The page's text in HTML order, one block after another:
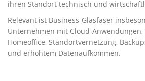
ihren Standort technisch und
Relevant ist Business-Glasfaser
Unternehmen mit Cloud-Anwendungen,
Homeoffice, Standortvernetzung,
und erhöhtem Datenaufkommen.